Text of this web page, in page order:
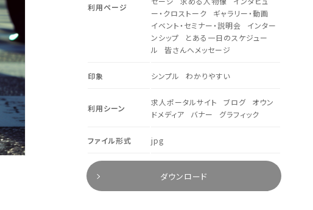
利用ページ
ー・クロストーク
ギャラリー・動画
イベント・セミナー・説明会
インター
ンシップ
とある一日のスケジュー
ル
皆さんへメッセージ
印象 シンプル わかりやすい
利用シーン
求人ポータルサイト ブログ
オウン
ドメディア
バナー グラフィック
ファイル形式 jpg
ダウンロード